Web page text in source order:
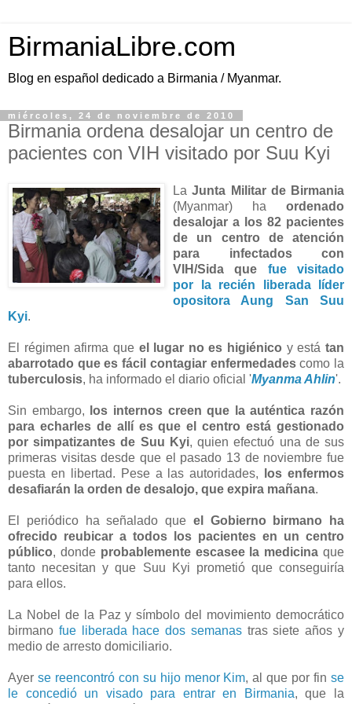
BirmaniaLibre.com
Blog en español dedicado a Birmania / Myanmar.
miércoles, 24 de noviembre de 2010
Birmania ordena desalojar un centro de
pacientes con VIH visitado por Suu Kyi
LaJunta Militar de Birmania
(Myanmar) ha ordenado
desalojar a los 82 pacientes
de un centro de atención
para infectados con
VIH/Sida que fue visitado
por la recién liberada líder
opositora Aung San Suu
Kyi.
El régimen afirma que el lugar no es higiénico y estátan
abarrotado que es fácil contagiar enfermedadescomo la
tuberculosis, ha informado el diario oficial 'Myanma Ahlin'.
Sin embargo,
los internos creen que la auténtica razón
para echarles de allí es que el centro está gestionado
por simpatizantes de Suu Kyi, quien efectuó una de sus
primeras visitas desde que el pasado 13 de noviembre fue
puesta en libertad. Pese a las autoridades,
los enfermos
desafiarán la orden de desalojo, que expira mañana.
El periódico ha señalado que el Gobierno birmano ha
ofrecido reubicar a todos los pacientes en un centro
público, donde probablemente escasee la medicina que
tanto necesitan y que Suu Kyi prometió que conseguiría
para ellos.
La Nobel de la Paz y símbolo del movimiento democrático
birmano fue liberada hace dos semanastras siete años y
medio de arresto domiciliario.
Ayer se reencontró con su hijo menor Kim, al que por finse
le concedió un visado para entrar en Birmania, que la